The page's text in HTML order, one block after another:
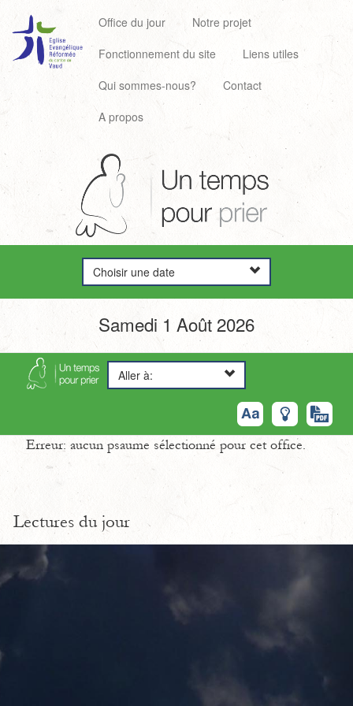
Office du jour
Notre projet
Fonctionnement du site
Liens utiles
Qui sommes-nous?
Contact
A propos
Choisir une date
Samedi 1 Août 2026
Aller à:
Erreur: aucun psaume sélectionné pour cet office.
Lectures du jour